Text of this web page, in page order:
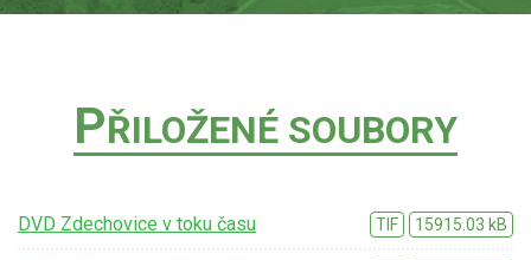
PŘILOŽENÉ SOUBORY
DVD Zdechovice v toku času TIF 15915.03 kB